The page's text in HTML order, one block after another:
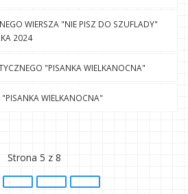
WIERSZA "NIE PISZ DO SZUFLADY"
2024
"PISANKA WIELKANOCNA"
WIELKANOCNA"
Strona 5 z 8